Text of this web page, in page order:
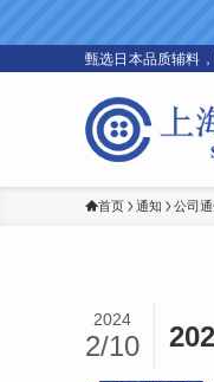
甄选日本品质辅料
首页 通知 公司通
2024
2/10